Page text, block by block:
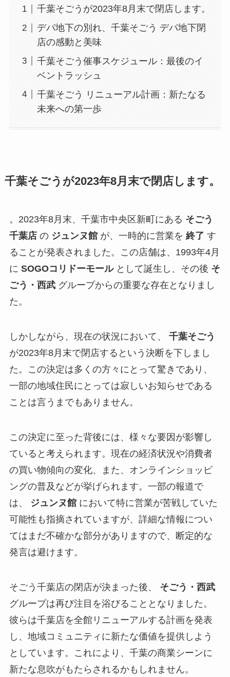
千葉そごうが2023年8月末で閉店します。
デパ地下の別れ、千葉そごう デパ地下閉
店の感動と美味
千葉そごう催事スケジュール：最後のイ
ベントラッシュ
千葉そごう リニューアル計画：新たなる
未来への第一歩
千葉そごうが2023年8月末で閉店します。
。2023年8月末、千葉市中央区新町にある そごう
千葉店の ジュンヌ館が、一時的に営業を 終了 す
ることが発表されました。この店舗は、1993年4月
に SOGOコリドーモールとして誕生し、その後 そ
ごう・西武グループからの重要な存在となりまし
た。
しかしながら、現在の状況において、 千葉そごう
が2023年8月末で閉店するという決断を下しまし
た。この決定は多くの方々にとって驚きであり、
一部の地域住民にとっては寂しいお知らせである
ことは言うまでもありません。
この決定に至った背後には、様々な要因が影響し
ていると考えられます。現在の経済状況や消費者
の買い物傾向の変化、また、オンラインショッピ
ングの普及などが挙げられます。一部の報道で
は、
ジュンヌ館において特に営業が苦戦していた
可能性も指摘されていますが、詳細な情報につい
てはまだ不確かな部分がありますので、断定的な
発言は避けます。
そごう千葉店の閉店が決まった後、 そごう・西武
グループは再び注目を浴びることとなりました。
彼らは千葉店を全館リニューアルする計画を発表
し、地域コミュニティに新たな価値を提供しよう
としています。これにより、千葉の商業シーンに
新たな息吹がもたらされるかもしれません。